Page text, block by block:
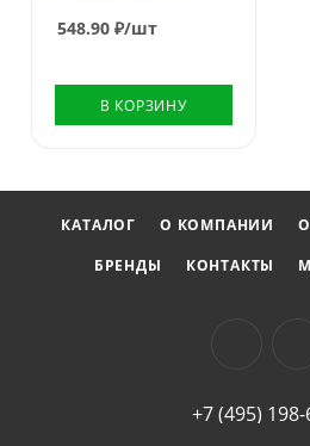
548.90 ₽/шт
В КОРЗИНУ
КАТАЛОГ О КОМПАНИИ
БРЕНДЫ
КОНТАКТЫ
+7 (495)